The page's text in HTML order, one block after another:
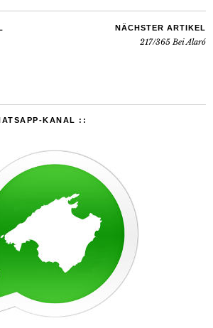
NÄCHSTER ARTIKEL
217/365 Bei Alaró
KANAL ::